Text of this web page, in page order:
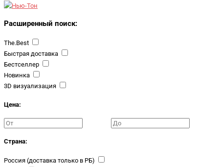
Расширенный поиск:
The.Best
Быстрая доставка
Бестселлер
Новинка
3D визуализация
Цена:
Страна:
Россия (доставка только в РБ)